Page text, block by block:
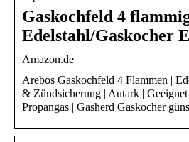
Gaskochfeld 4
Edelstahl/Gaskocher
Amazon.de
Arebos Gaskochfeld 4 Flammen |
& Zündsicherung | Autark |
Propangas | Gasherd Gaskocher